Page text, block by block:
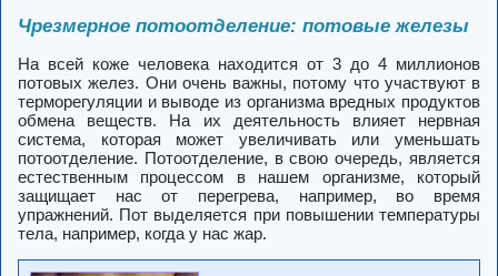
Чрезмерное потоотделение: потовые железы
На всей коже человека находится от 3 до 4 миллионов
потовых желез. Они очень важны, потому что участвуют в
терморегуляции и выводе из организма вредных продуктов
обмена веществ. На их деятельность влияет нервная
система, которая может увеличивать или уменьшать
потоотделение. Потоотделение, в свою очередь, является
естественным процессом в нашем организме, который
защищает нас от перегрева, например, во время
упражнений. Пот выделяется при повышении температуры
тела, например, когда у нас жар.